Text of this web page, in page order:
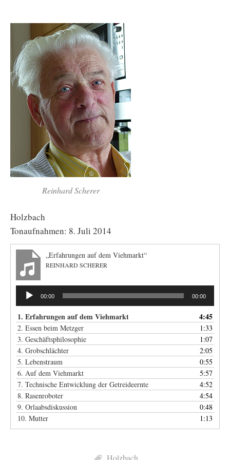
Reinhard Scherer
Holzbach
Tonaufnahmen: 8. Juli 2014
„Erfahrungen auf dem Viehmarkt“
REINHARD SCHERER
Audio-
Player
00:00 00:00
1. Erfahrungen auf dem Viehmarkt 4:45
2. Essen beim Metzger
1:33
3. Geschäftsphilosophie
1:07
4. Grobschlächter
2:05
5. Lebenstraum
0:55
6. Auf dem Viehmarkt
5:57
7. Technische Entwicklung der Getreideernte
4:52
8. Rasenroboter
4:54
9. Orlaabsdiskussion
0:48
10. Mutter
1:13
Holzbach